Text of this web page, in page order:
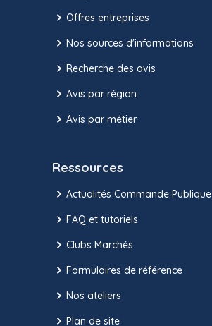
Offres entreprises
Nos sources d'informations
Recherche des avis
Avis par région
Avis par métier
Ressources
Actualités Commande Publique
FAQ et tutoriels
Clubs Marchés
Formulaires de référence
Nos ateliers
Plan de site